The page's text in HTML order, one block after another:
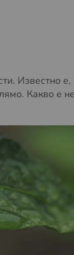
Известно е,
Какво е